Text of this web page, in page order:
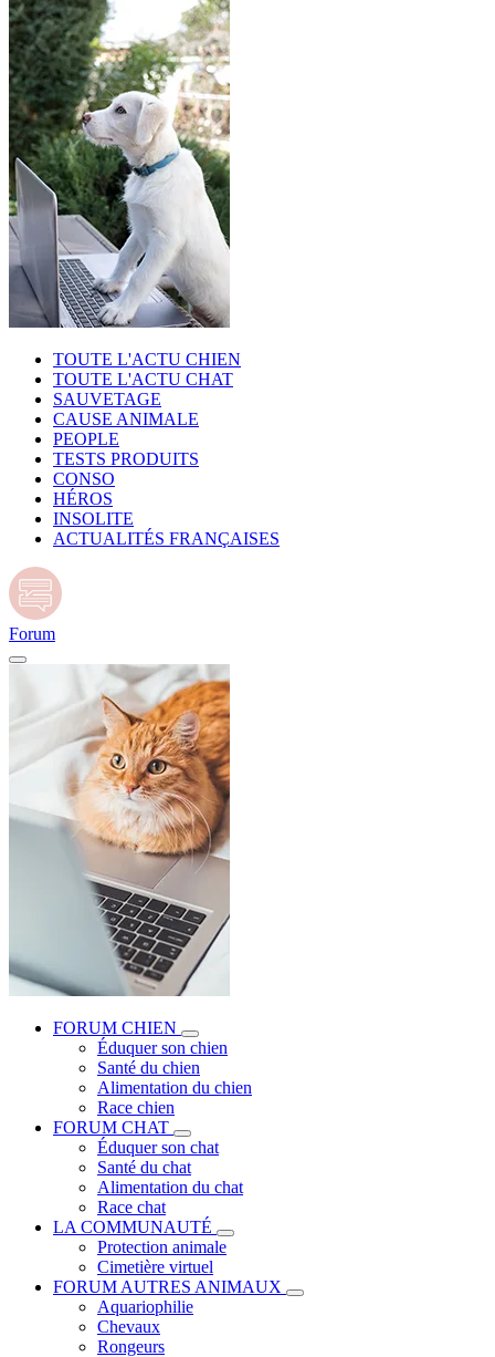
TOUTE L'ACTU CHIEN
TOUTE L'ACTU CHAT
SAUVETAGE
CAUSE ANIMALE
PEOPLE
TESTS PRODUITS
CONSO
HÉROS
INSOLITE
ACTUALITÉS FRANÇAISES
Forum
FORUM CHIEN
Éduquer son chien
Santé du chien
Alimentation du chien
Race chien
FORUM CHAT
Éduquer son chat
Santé du chat
Alimentation du chat
Race chat
LA COMMUNAUTÉ
Protection animale
Cimetière virtuel
FORUM AUTRES ANIMAUX
Aquariophilie
Chevaux
Rongeurs